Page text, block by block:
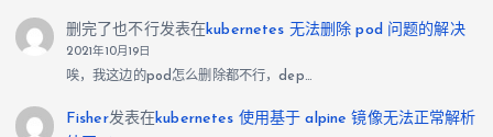
删完了也不行发表在kubernetes 无法删除 pod 问题的解决
2021年10月19日
唉，我这边的pod怎么删除都不行，dep…
Fisher发表在kubernetes 使用基于 alpine 镜像无法正常解析